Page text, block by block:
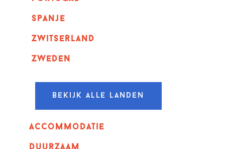
spanje
zwitserland
zweden
Bekijk alle landen
Accommodatie